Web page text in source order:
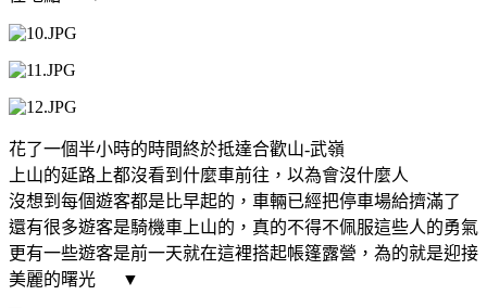
花了一個半小時的時間終於抵達合歡山-武嶺
上山的延路上都沒看到什麼車前往，以為會沒什麼人
沒想到每個遊客都是比早起的，車輛已經把停車場給擠滿了
還有很多遊客是騎機車上山的，真的不得不佩服這些人的勇氣
更有一些遊客是前一天就在這裡搭起帳篷露營，為的就是迎接
美麗的曙光
▼